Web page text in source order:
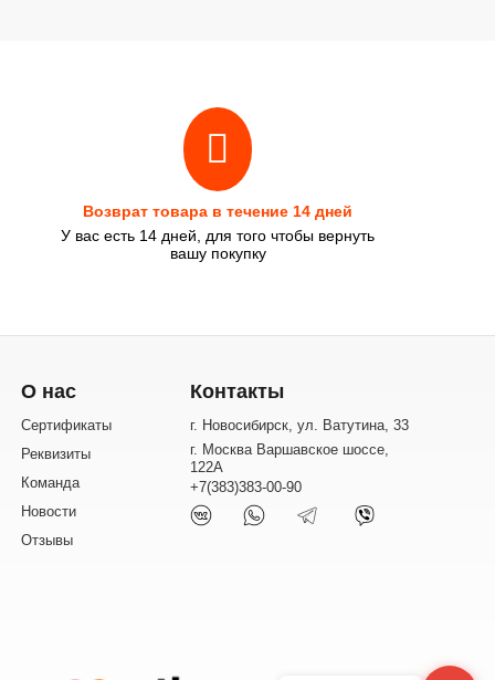
Возврат товара в течение 14 дней
У вас есть 14 дней, для того чтобы вернуть
вашу покупку
О нас
Сертификаты
Реквизиты
Команда
Новости
Отзывы
Контакты
г. Новосибирск, ул. Ватутина, 33
г. Москва Варшавское шоссе,
122А
+7(383)383-00-90